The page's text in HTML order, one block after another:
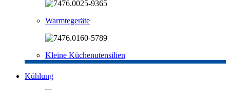
Warmtegeräte
Kleine Küchenutensilien
Kühlung